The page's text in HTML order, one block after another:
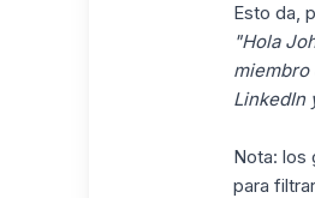
Esto da,
"Hola
miembro
LinkedIn
Nota: los
para